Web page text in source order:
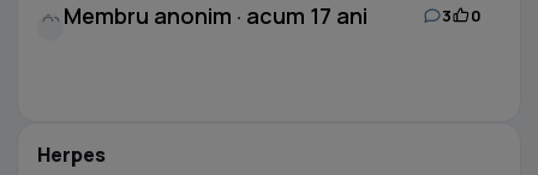
Membru anonim · acum 17 ani 3 0
Herpes